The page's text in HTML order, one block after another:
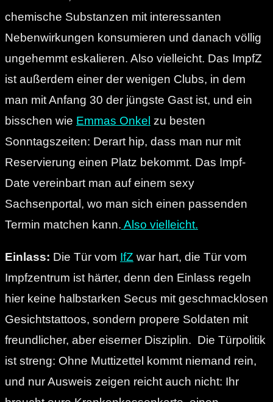
chemische Substanzen mit interessanten
Nebenwirkungen konsumieren und danach völlig
ungehemmt eskalieren. Also vielleicht. Das ImpfZ
ist außerdem einer der wenigen Clubs, in dem
man mit Anfang 30 der jüngste Gast ist, und ein
bisschen wie Emmas Onkel zu besten
Sonntagszeiten: Derart hip, dass man nur mit
Reservierung einen Platz bekommt. Das Impf-
Date vereinbart man auf einem sexy
Sachsenportal, wo man sich einen passenden
Termin matchen kann. Also vielleicht.
Einlass: Die Tür vom IfZ war hart, die Tür vom
Impfzentrum ist härter, denn den Einlass regeln
hier keine halbstarken Secus mit geschmacklosen
Gesichtstattoos, sondern propere Soldaten mit
freundlicher, aber eiserner Disziplin. Die Türpolitik
ist streng: Ohne Muttizettel kommt niemand rein,
und nur Ausweis zeigen reicht auch nicht: Ihr